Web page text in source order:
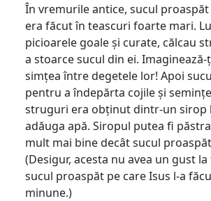
În vremurile antice, sucul
era făcut în teascuri foarte mari.
picioarele goale și curate, călcau
a stoarce sucul din ei. Imaginează-
simțea între degetele lor! Apoi
pentru a îndepărta cojile și
struguri era obținut dintr-un sirop
adăuga apă. Siropul putea fi
mult mai bine decât sucul
(Desigur, acesta nu avea un gust
sucul proaspăt pe care Isus l-a
minune.)